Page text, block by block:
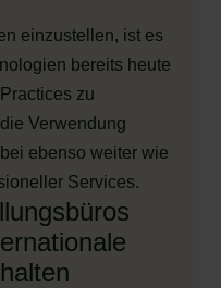
einzustellen, ist es
bereits heute
zu
Verwendung
ebenso weiter wie
Services.